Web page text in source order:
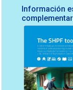
Información